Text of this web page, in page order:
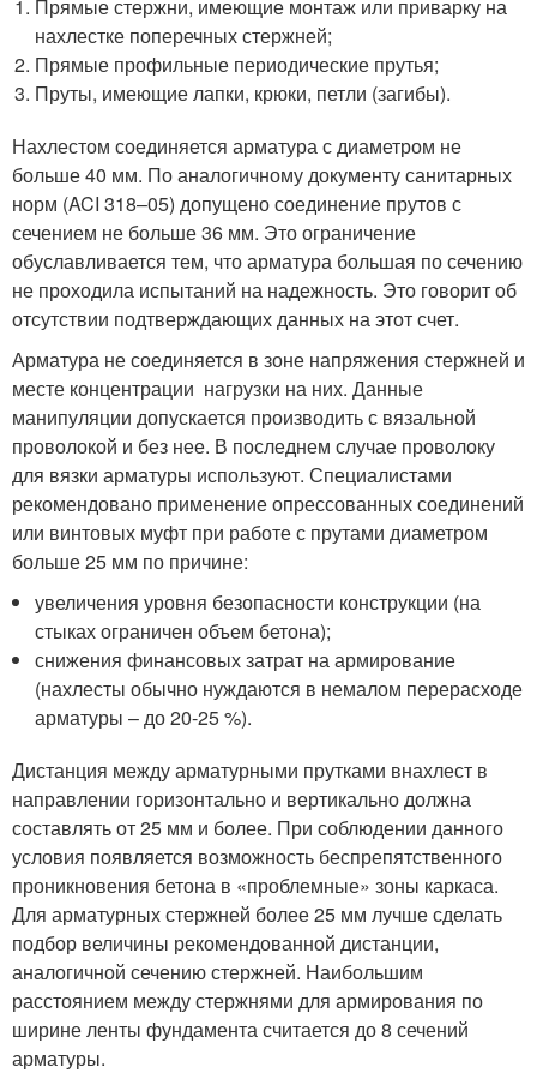
Прямые стержни, имеющие монтаж или приварку на
нахлестке поперечных стержней;
Прямые профильные периодические прутья;
Пруты, имеющие лапки, крюки, петли (загибы).
Нахлестом соединяется арматура с диаметром не
больше 40 мм. По аналогичному документу санитарных
норм (ACI 318–05) допущено соединение прутов с
сечением не больше 36 мм. Это ограничение
обуславливается тем, что арматура большая по сечению
не проходила испытаний на надежность. Это говорит об
отсутствии подтверждающих данных на этот счет.
Арматура не соединяется в зоне напряжения стержней и
месте концентрации нагрузки на них. Данные
манипуляции допускается производить с вязальной
проволокой и без нее. В последнем случае проволоку
для вязки арматуры используют. Специалистами
рекомендовано применение опрессованных соединений
или винтовых муфт при работе с прутами диаметром
больше 25 мм по причине:
увеличения уровня безопасности конструкции (на
стыках ограничен объем бетона);
снижения финансовых затрат на армирование
(нахлесты обычно нуждаются в немалом перерасходе
арматуры – до 20-25 %).
Дистанция между арматурными прутками внахлест в
направлении горизонтально и вертикально должна
составлять от 25 мм и более. При соблюдении данного
условия появляется возможность беспрепятственного
проникновения бетона в «проблемные» зоны каркаса.
Для арматурных стержней более 25 мм лучше сделать
подбор величины рекомендованной дистанции,
аналогичной сечению стержней. Наибольшим
расстоянием между стержнями для армирования по
ширине ленты фундамента считается до 8 сечений
арматуры.